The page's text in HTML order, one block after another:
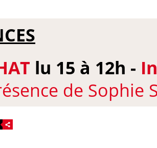
lu 15 à 12h -
de Sophie